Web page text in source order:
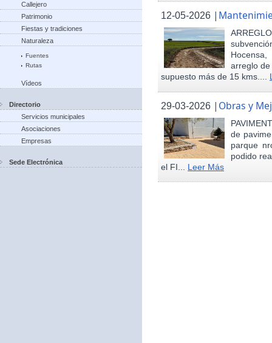
Callejero
Patrimonio
Fiestas y tradiciones
Naturaleza
Fuentes
Rutas
Vídeos
Directorio
Servicios municipales
Asociaciones
Empresas
Sede Electrónica
12-05-2026 |
arreglo
supuesto más de 15 kms....
29-03-2026 | Obras y
de
parque
podido
el FI... Leer Más